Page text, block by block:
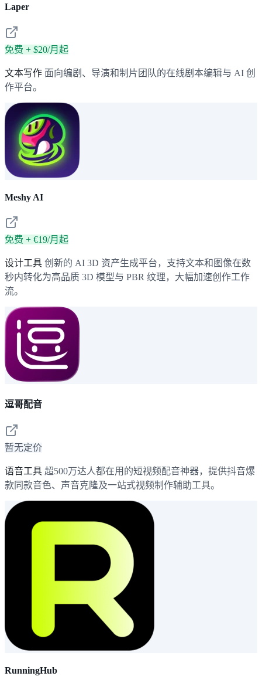
Laper
免费 + $20/月起
文本写作 面向编剧、导演和制片团队的在线剧本编辑与 AI 创
作平台。
Meshy AI
免费 + €19/月起
设计工具 创新的 AI 3D 资产生成平台，支持文本和图像在数
秒内转化为高品质 3D 模型与 PBR 纹理，大幅加速创作工作
流。
逗哥配音
暂无定价
语音工具 超500万达人都在用的短视频配音神器，提供抖音爆
款同款音色、声音克隆及一站式视频制作辅助工具。
RunningHub